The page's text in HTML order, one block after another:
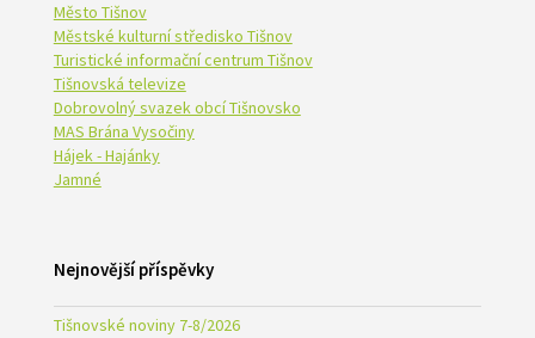
Město Tišnov
Městské kulturní středisko Tišnov
Turistické informační centrum Tišnov
Tišnovská televize
Dobrovolný svazek obcí Tišnovsko
MAS Brána Vysočiny
Hájek - Hajánky
Jamné
Nejnovější příspěvky
Tišnovské noviny 7-8/2026